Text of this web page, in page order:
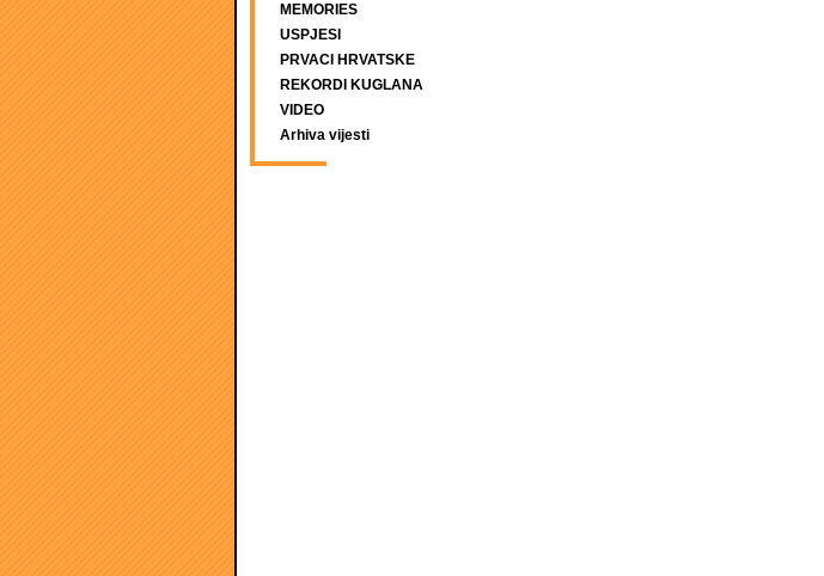
MEMORIES
USPJESI
PRVACI HRVATSKE
REKORDI KUGLANA
VIDEO
Arhiva vijesti